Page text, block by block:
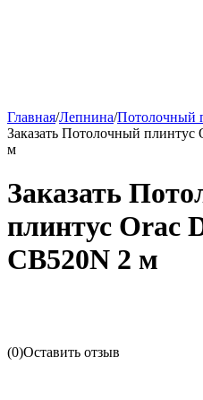
Главная/Лепнина/Потолочный
Заказать Потолочный
м
Заказать
плинтус Orac
CB520N 2 м
(0)Оставить отзыв